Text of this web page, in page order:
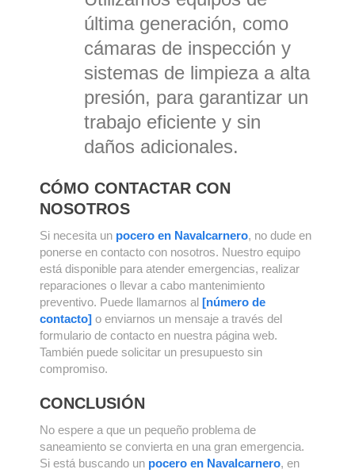
última generación, como
cámaras de inspección y
sistemas de limpieza a alta
presión, para garantizar un
trabajo eficiente y sin
daños adicionales.
CÓMO CONTACTAR CON
NOSOTROS
Si necesita un pocero en Navalcarnero, no dude en
ponerse en contacto con nosotros. Nuestro equipo
está disponible para atender emergencias, realizar
reparaciones o llevar a cabo mantenimiento
preventivo. Puede llamarnos al [número de
contacto] o enviarnos un mensaje a través del
formulario de contacto en nuestra página web.
También puede solicitar un presupuesto sin
compromiso.
CONCLUSIÓN
No espere a que un pequeño problema de
saneamiento se convierta en una gran emergencia.
Si está buscando un pocero en Navalcarnero, en